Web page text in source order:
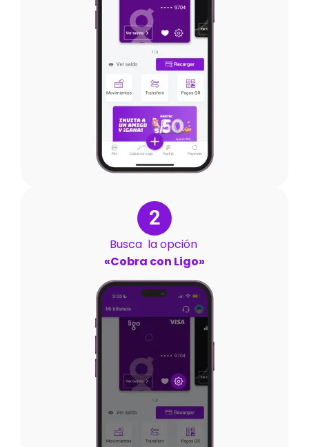
2
Busca la opción
«Cobra con Ligo»